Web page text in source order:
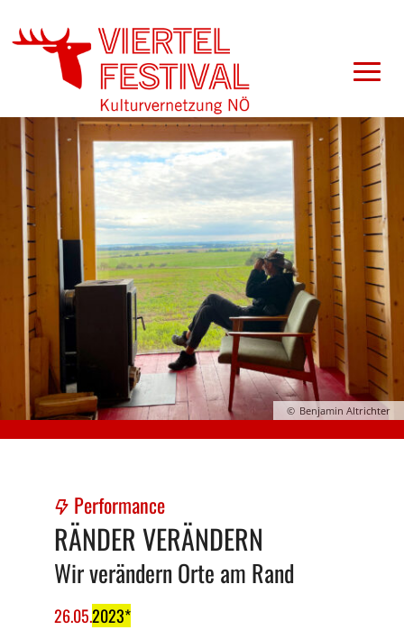
Benjamin Altrichter
Performance
RÄNDER VERÄNDERN
Wir verändern Orte am Rand
26.05.2023